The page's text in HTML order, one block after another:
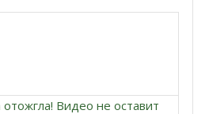
отожгла! Видео не оставит